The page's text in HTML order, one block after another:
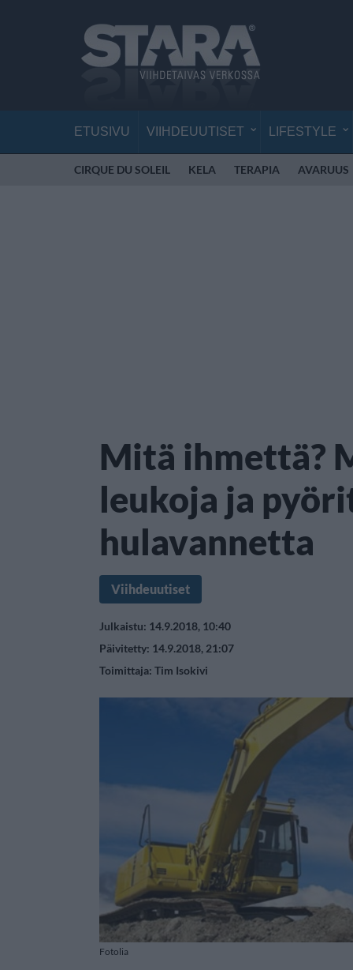
ETUSIVU VIIHDEUUTISET LIFESTYLE
CIRQUE DU SOLEIL KELA TERAPIA AVARUUS
Mitä ihmettä?
leukoja ja
hulavannetta
Viihdeuutiset
Julkaistu: 14.9.2018, 10:40
Päivitetty: 14.9.2018, 21:07
Toimittaja: Tim Isokivi
Fotolia